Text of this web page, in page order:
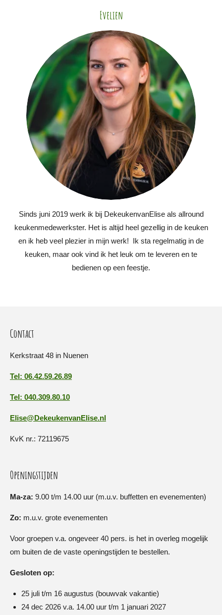
Evelien
Sinds juni 2019 werk ik bij DekeukenvanElise als allround
keukenmedewerkster. Het is altijd heel gezellig in de keuken
en ik heb veel plezier in mijn werk! Ik sta regelmatig in de
keuken, maar ook vind ik het leuk om te leveren en te
bedienen op een feestje.
Contact
Kerkstraat 48 in Nuenen
Tel: 06.42.59.26.89
Tel: 040.309.80.10
Elise@DekeukenvanElise.nl
KvK nr.: 72119675
Openingstijden
Ma-za: 9.00 t/m 14.00 uur (m.u.v. buffetten en evenementen)
Zo: m.u.v. grote evenementen
Voor groepen v.a. ongeveer 40 pers. is het in overleg mogelijk
om buiten de de vaste openingstijden te bestellen.
Gesloten op:
25 juli t/m 16 augustus (bouwvak vakantie)
24 dec 2026 v.a. 14.00 uur t/m 1 januari 2027